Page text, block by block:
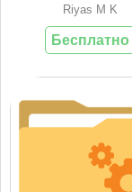
Riyas M K
Бесплатно